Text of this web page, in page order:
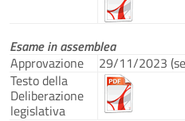
Esame in assemblea
Approvazione
29/11/2023
Testo della
Deliberazione
legislativa